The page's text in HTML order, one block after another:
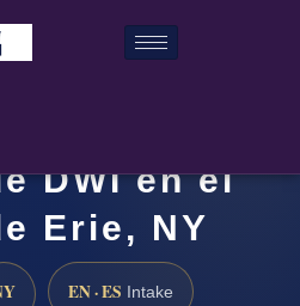
DWI en el
Erie, NY
EN · ES Intake